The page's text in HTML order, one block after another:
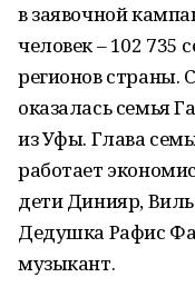
в заявочной
человек – 102 735
регионов
оказалась семья
из Уфы. Глава
работает
дети Динияр,
Дедушка Рафис
музыкант.